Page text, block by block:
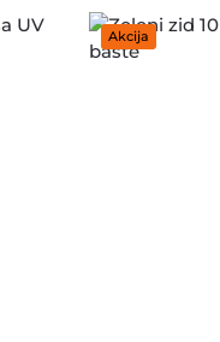
Akcija